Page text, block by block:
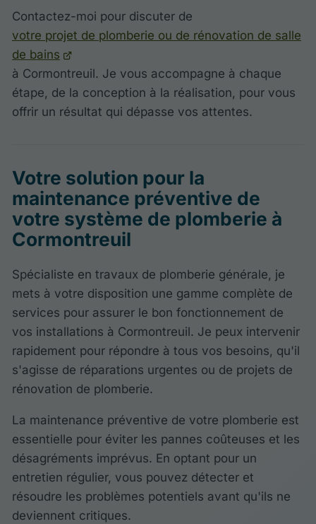
Contactez-moi pour discuter de
votre projet de plomberie ou de rénovation de salle
de bains
à Cormontreuil. Je vous accompagne à chaque
étape, de la conception à la réalisation, pour vous
offrir un résultat qui dépasse vos attentes.
Votre solution pour la
maintenance préventive de
votre système de plomberie à
Cormontreuil
Spécialiste en travaux de plomberie générale, je
mets à votre disposition une gamme complète de
services pour assurer le bon fonctionnement de
vos installations à Cormontreuil. Je peux intervenir
rapidement pour répondre à tous vos besoins, qu'il
s'agisse de réparations urgentes ou de projets de
rénovation de plomberie.
La maintenance préventive de votre plomberie est
essentielle pour éviter les pannes coûteuses et les
désagréments imprévus. En optant pour un
entretien régulier, vous pouvez détecter et
résoudre les problèmes potentiels avant qu'ils ne
deviennent critiques.